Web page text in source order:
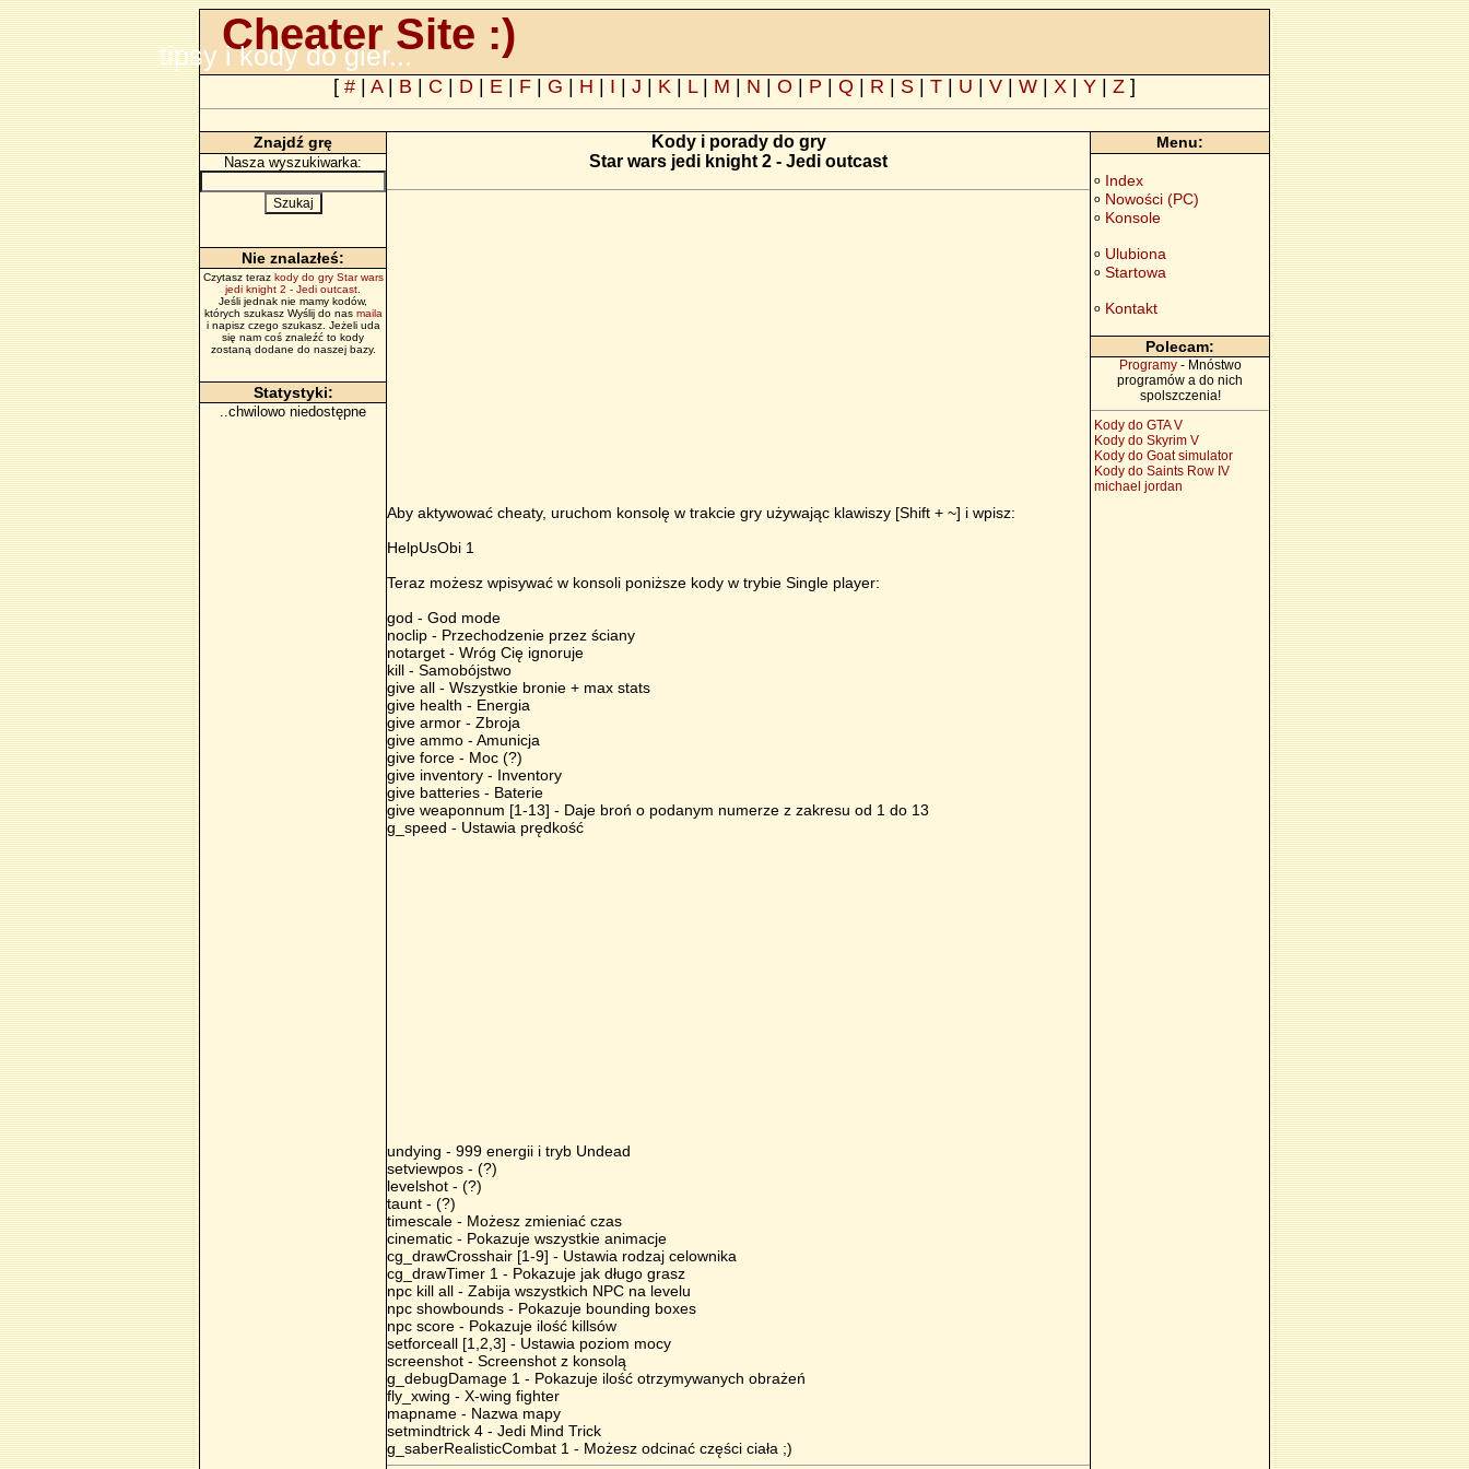
Cheater Site :)
tipsy i kody do gier...
[ # A| B C D E F G H I J K L| M N O P Q R S T U V W X Y Z ]
Znajdź grę
Nasza wyszukiwarka:
Nie znalazłeś:
Czytasz teraz kody do gry Star wars
jedi knight 2 - Jedi outcast
Jeśli jednak nie mamy kodów,
których szukasz Wyślij do nas maila
i napisz czego szukasz. Jeżeli uda
się nam coś znaleźć to kody
zostaną dodane do naszej bazy.
Statystyki:
..chwilowo niedostępne
Kody i porady do gry
Star wars jedi knight 2 - Jedi outcast
Aby aktywować cheaty, uruchom konsolę w trakcie gry używając klawiszy [Shift + ~] i wpisz:
HelpUsObi 1
Teraz możesz wpisywać w konsoli poniższe kody w trybie Single player:
god - God mode
noclip - Przechodzenie przez ściany
notarget - Wróg Cię ignoruje
kill - Samobójstwo
give all - Wszystkie bronie + max stats
give health - Energia
give armor - Zbroja
give ammo - Amunicja
give force - Moc (?)
give inventory - Inventory
give batteries - Baterie
give weaponnum [1-13] - Daje broń o podanym numerze z zakresu od 1 do 13
g_speed - Ustawia prędkość
undying - 999 energii i tryb Undead
setviewpos - (?)
levelshot - (?)
taunt - (?)
timescale - Możesz zmieniać czas
cinematic - Pokazuje wszystkie animacje
cg_drawCrosshair [1-9] - Ustawia rodzaj celownika
cg_drawTimer 1 - Pokazuje jak długo grasz
npc kill all - Zabija wszystkich NPC na levelu
npc showbounds - Pokazuje bounding boxes
npc score - Pokazuje ilość killsów
setforceall [1,2,3] - Ustawia poziom mocy
screenshot - Screenshot z konsolą
g_debugDamage 1 - Pokazuje ilość otrzymywanych obrażeń
fly_xwing - X-wing fighter
mapname - Nazwa mapy
setmindtrick 4 - Jedi Mind Trick
g_saberRealisticCombat 1 - Możesz odcinać części ciała ;)
Menu:
o Index
o Nowości (PC)
o Konsole
o Ulubiona
o Startowa
o Kontakt
Polecam:
Programy- Mnóstwo
programów a do nich
spolszczenia!
Kody do GTA V
Kody do Skyrim V
Kody do Goat simulator
Kody do Saints Row IV
michael jordan